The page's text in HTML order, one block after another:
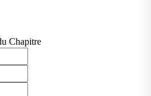
Chapitre